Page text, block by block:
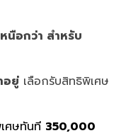
นือกว่า สำหรับ
อยู่ เลือกรับสิทธิพิเศษ
ศษทันที 350,000